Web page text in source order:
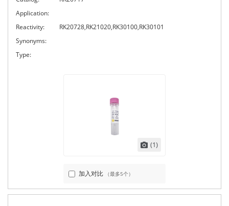
Application:
Reactivity:
RK20728,RK21020,RK30100,RK30101
Synonyms:
Type:
(1)
加入对比 （最多5个）